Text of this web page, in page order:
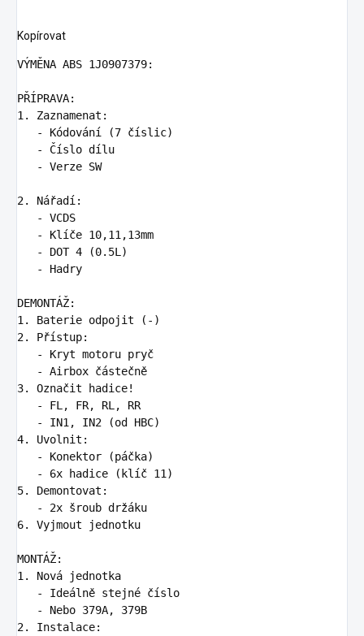
Kopírovat
VÝMĚNA ABS 1J0907379:
1.
   -
   -
   -
Verze SW
2.
   -
   -
   -
   -
Hadry
1.
2.
   -
   -
3.
   -
   -
4.
   -
   -
5.
   -
6.
Vyjmout jednotku
1.
   -
   -
2.